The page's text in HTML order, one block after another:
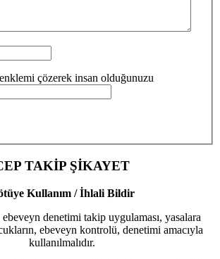
çözerek insan olduğunuzu
TAKİP ŞİKAYET
Kullanım / İhlali Bildir
denetimi takip uygulaması, yasalara
ebeveyn kontrolü, denetimi amacıyla
kullanılmalıdır.